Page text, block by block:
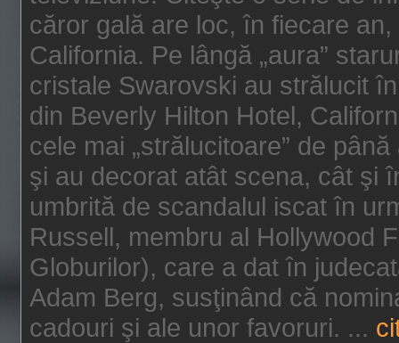
căror gală are loc, în fiecare
California. Pe lângă „aura”
cristale Swarovski au strălucit
din Beverly Hilton Hotel,
cele mai „strălucitoare” de
şi au decorat atât scena, cât şi
umbrită de scandalul iscat în
Russell, membru al Hollywood
Globurilor), care a dat în
Adam Berg, susţinând că
cadouri şi ale unor favoruri. ...